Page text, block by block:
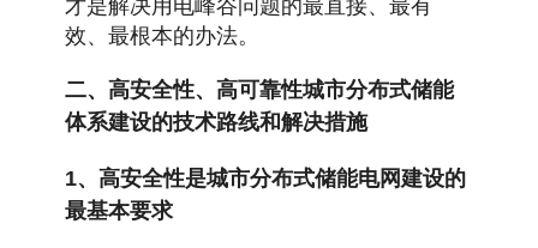
效、最根本的办法。
二、高安全性、高可靠性城市分布式储能
体系建设的技术路线和解决措施
1、高安全性是城市分布式储能电网建设的
最基本要求